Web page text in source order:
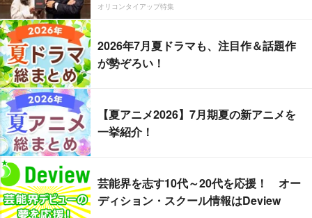
オリコンタイアップ特集
2026年7月夏ドラマも、注目作＆話題作
が勢ぞろい！
【夏アニメ2026】7月期夏の新アニメを
一挙紹介！
芸能界を志す10代～20代を応援！ オー
ディション・スクール情報はDeview